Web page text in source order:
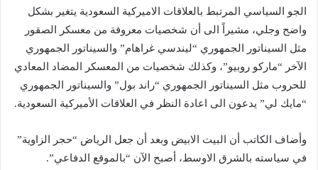
الجو السياسي المرتبط بالعلاقات الاميركية السعودية يتغير بشكل
واضح وجلي، مشيراً الى أن شخصيات معروفة من معسكر الصقور
مثل السيناتور الجمهوري “ليندسي غراهام” والسيناتور الجمهوري
الآخر “ماركو روبيو”، وكذلك شخصيات من المعسكر المضاد المعادي
للحروب مثل السيناتور الجمهوري “راند بول” والسيناتور الجمهوري
“مايك لي” يدعون الى اعادة النظر في العلاقات الأميركية السعودية.
وأضاف الكاتب أن البيت الابيض وبعد أن جعل الرياض “حجر الزاوية”
في سياسته بالشرق الاوسط، أصبح الآن “بالموقع الدفاعي”.